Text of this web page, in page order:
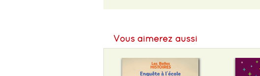
Format L :210
80 g
Vous aimerez aussi